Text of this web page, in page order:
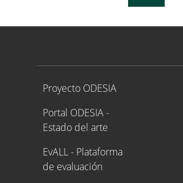
Proyecto ODESIA
Proyecto ODESIA
Portal ODESIA -
Estado del arte
EvALL - Plataforma
de evaluación